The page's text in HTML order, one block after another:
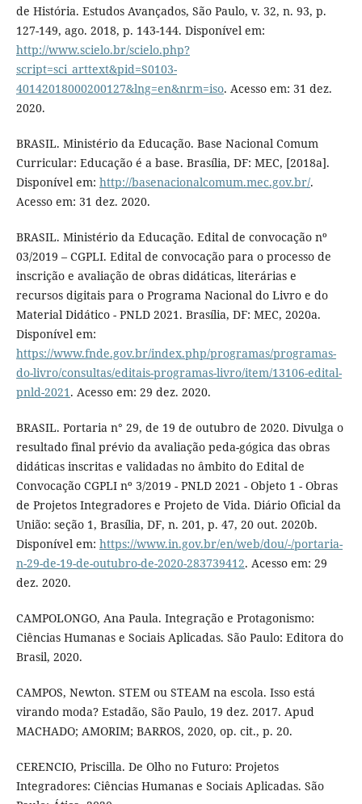
de História. Estudos Avançados, São Paulo, v. 32, n. 93, p.
127-149, ago. 2018, p. 143-144. Disponível em:
http://www.scielo.br/scielo.php?
script=sci_arttext&pid=S0103-
40142018000200127&lng=en&nrm=iso. Acesso em: 31 dez.
2020.
BRASIL. Ministério da Educação. Base Nacional Comum
Curricular: Educação é a base. Brasília, DF: MEC, [2018a].
Disponível em: http://basenacionalcomum.mec.gov.br/.
Acesso em: 31 dez. 2020.
BRASIL. Ministério da Educação. Edital de convocação nº
03/2019 – CGPLI. Edital de convocação para o processo de
inscrição e avaliação de obras didáticas, literárias e
recursos digitais para o Programa Nacional do Livro e do
Material Didático - PNLD 2021. Brasília, DF: MEC, 2020a.
Disponível em:
https://www.fnde.gov.br/index.php/programas/programas-
do-livro/consultas/editais-programas-livro/item/13106-edital-
pnld-2021. Acesso em: 29 dez. 2020.
BRASIL. Portaria n° 29, de 19 de outubro de 2020. Divulga o
resultado final prévio da avaliação peda-gógica das obras
didáticas inscritas e validadas no âmbito do Edital de
Convocação CGPLI nº 3/2019 - PNLD 2021 - Objeto 1 - Obras
de Projetos Integradores e Projeto de Vida. Diário Oficial da
União: seção 1, Brasília, DF, n. 201, p. 47, 20 out. 2020b.
Disponível em: https://www.in.gov.br/en/web/dou/-/portaria-
n-29-de-19-de-outubro-de-2020-283739412. Acesso em: 29
dez. 2020.
CAMPOLONGO, Ana Paula. Integração e Protagonismo:
Ciências Humanas e Sociais Aplicadas. São Paulo: Editora do
Brasil, 2020.
CAMPOS, Newton. STEM ou STEAM na escola. Isso está
virando moda? Estadão, São Paulo, 19 dez. 2017. Apud
MACHADO; AMORIM; BARROS, 2020, op. cit., p. 20.
CERENCIO, Priscilla. De Olho no Futuro: Projetos
Integradores: Ciências Humanas e Sociais Aplicadas. São